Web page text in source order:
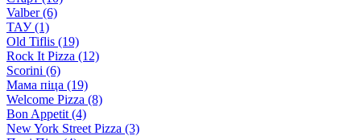
Valber (6)
ТАУ (1)
Old Tiflis (19)
Rock It Pizza (12)
Scorini (6)
Мама піца (19)
Welcome Pizza (8)
Bon Appetit (4)
New York Street Pizza (3)